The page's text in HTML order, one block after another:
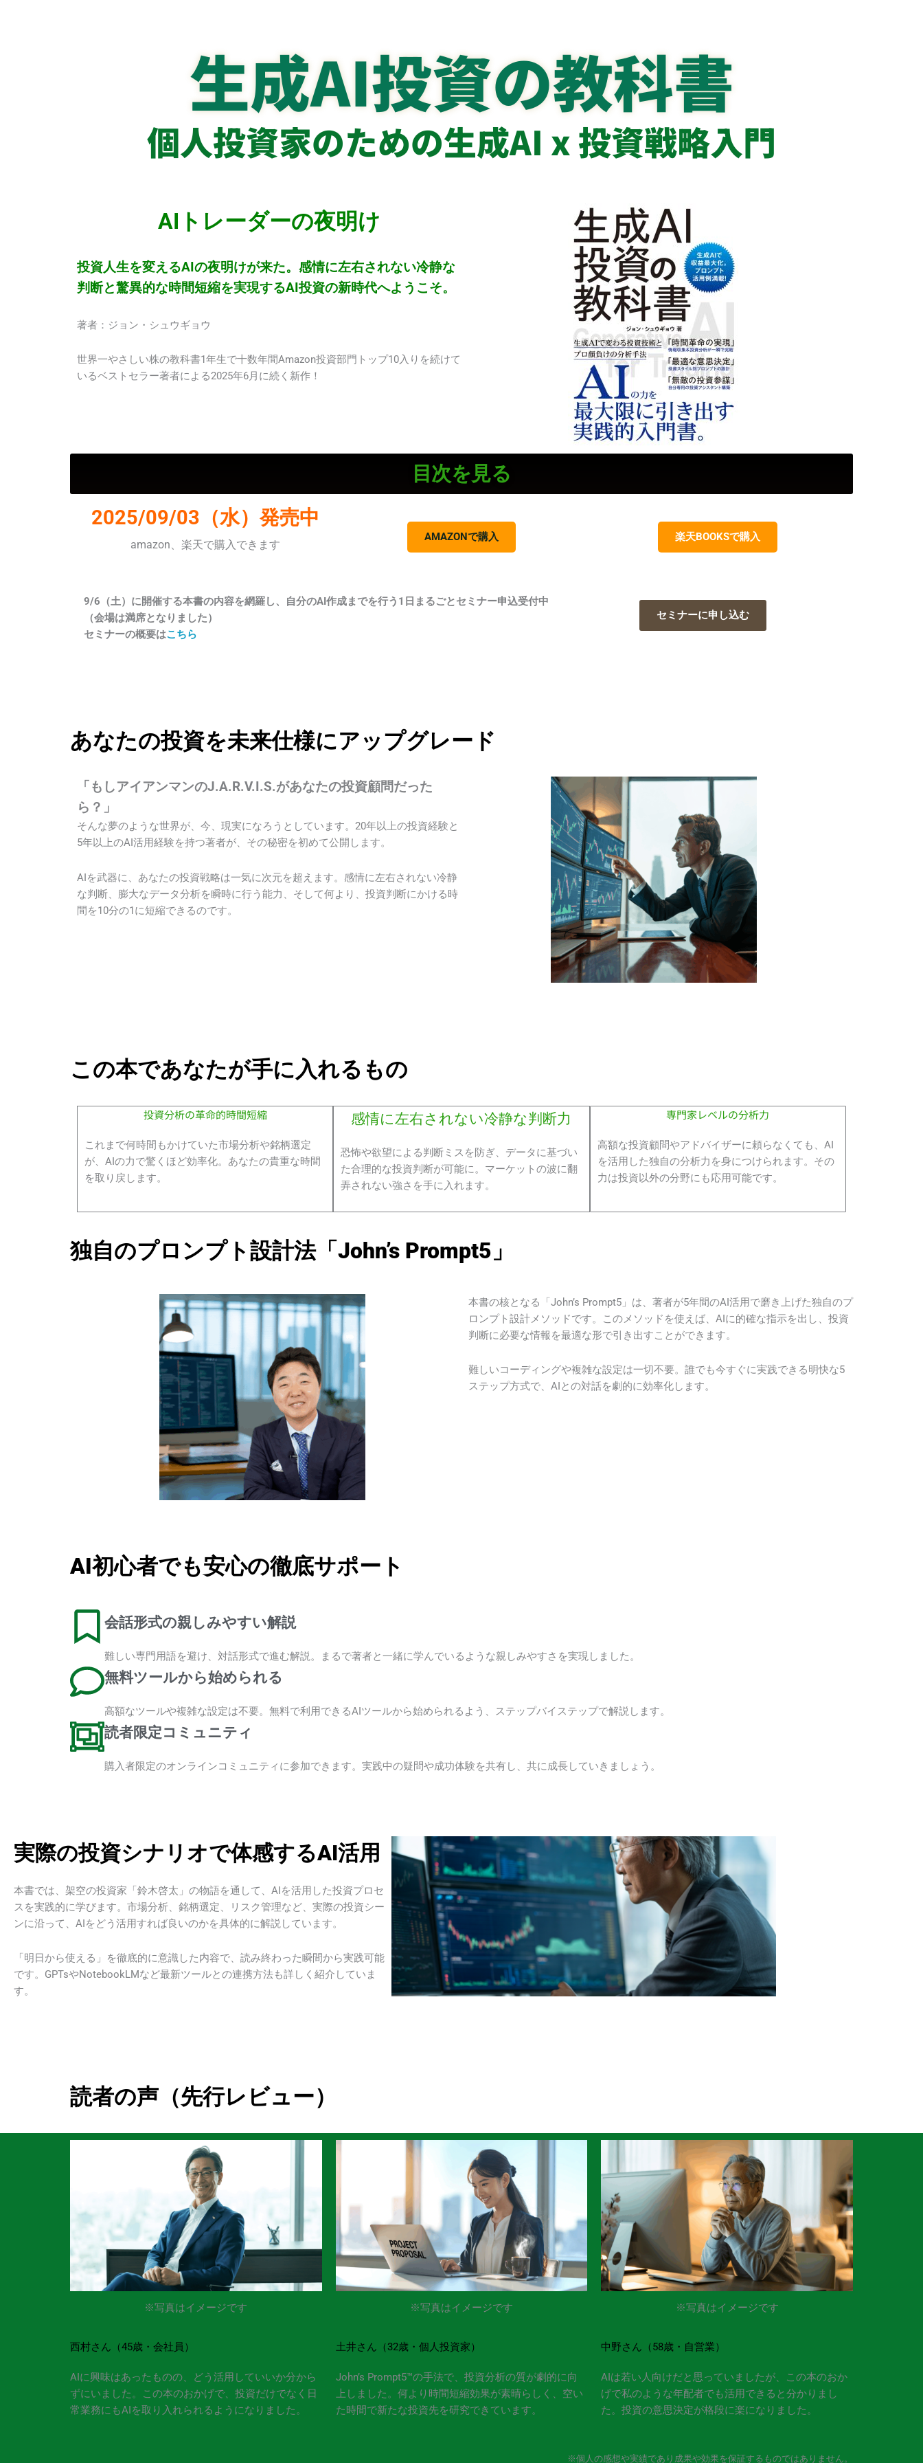
生成AI投資の教科書
個人投資家のための生成AI x 投資戦略入門
AIトレーダーの夜明け
投資人生を変えるAIの夜明けが来た。感情に左右されない冷静な
判断と驚異的な時間短縮を実現するAI投資の新時代へようこそ。
著者：ジョン・シュウギョウ
世界一やさしい株の教科書1年生で十数年間Amazon投資部門トップ10入りを続けて
いるベストセラー著者による2025年6月に続く新作！
目次を見る
2025/09/03（水）発売中
amazon、楽天で購入できます
AMAZONで購入 楽天BOOKSで購入
9/6（土）に開催する本書の内容を網羅し、自分のAI作成までを行う1日まるごとセミナー申込受付中
（会場は満席となりました）
セミナーの概要はこちら
セミナーに申し込む
あなたの投資を未来仕様にアップグレード
「もしアイアンマンのJ.A.R.V.I.S.があなたの投資顧問だった
ら？」
そんな夢のような世界が、今、現実になろうとしています。20年以上の投資経験と
5年以上のAI活用経験を持つ著者が、その秘密を初めて公開します。
AIを武器に、あなたの投資戦略は一気に次元を超えます。感情に左右されない冷静
な判断、膨大なデータ分析を瞬時に行う能力、そして何より、投資判断にかける時
間を10分の1に短縮できるのです。
この本であなたが手に入れるもの
投資分析の革命的時間短縮
これまで何時間もかけていた市場分析や銘柄選定
が、AIの力で驚くほど効率化。あなたの貴重な時間
を取り戻します。
感情に左右されない冷静な判断力
恐怖や欲望による判断ミスを防ぎ、データに基づい
た合理的な投資判断が可能に。マーケットの波に翻
弄されない強さを手に入れます。
専門家レベルの分析力
高額な投資顧問やアドバイザーに頼らなくても、AI
を活用した独自の分析力を身につけられます。その
力は投資以外の分野にも応用可能です。
独自のプロンプト設計法「John’s Prompt5」
本書の核となる「John’s Prompt5」は、著者が5年間のAI活用で磨き上げた独自のプ
ロンプト設計メソッドです。このメソッドを使えば、AIに的確な指示を出し、投資
判断に必要な情報を最適な形で引き出すことができます。
難しいコーディングや複雑な設定は一切不要。誰でも今すぐに実践できる明快な5
ステップ方式で、AIとの対話を劇的に効率化します。
AI初心者でも安心の徹底サポート
会話形式の親しみやすい解説
難しい専門用語を避け、対話形式で進む解説。まるで著者と一緒に学んでいるような親しみやすさを実現しました。
無料ツールから始められる
高額なツールや複雑な設定は不要。無料で利用できるAIツールから始められるよう、ステップバイステップで解説します。
読者限定コミュニティ
購入者限定のオンラインコミュニティに参加できます。実践中の疑問や成功体験を共有し、共に成長していきましょう。
実際の投資シナリオで体感するAI活用
本書では、架空の投資家「鈴木啓太」の物語を通して、AIを活用した投資プロセ
スを実践的に学びます。市場分析、銘柄選定、リスク管理など、実際の投資シー
ンに沿って、AIをどう活用すれば良いのかを具体的に解説しています。
「明日から使える」を徹底的に意識した内容で、読み終わった瞬間から実践可能
です。GPTsやNotebookLMなど最新ツールとの連携方法も詳しく紹介していま
す。
読者の声（先行レビュー）
※写真はイメージです ※写真はイメージです ※写真はイメージです
西村さん（45歳・会社員）
AIに興味はあったものの、どう活用していいか分から
ずにいました。この本のおかげで、投資だけでなく日
常業務にもAIを取り入れられるようになりました。
土井さん（32歳・個人投資家）
John’s Prompt5™の手法で、投資分析の質が劇的に向
上しました。何より時間短縮効果が素晴らしく、空い
た時間で新たな投資先を研究できています。
中野さん（58歳・自営業）
AIは若い人向けだと思っていましたが、この本のおか
げで私のような年配者でも活用できると分かりまし
た。投資の意思決定が格段に楽になりました。
※個人の感想や実績であり成果や効果を保証するものではありません。